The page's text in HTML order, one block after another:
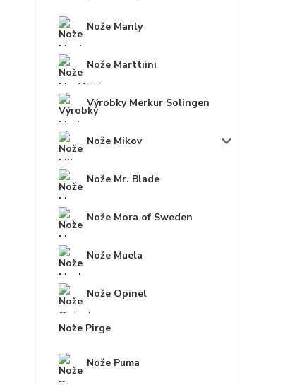
Nože Manly
Nože Marttiini
Výrobky Merkur Solingen
Nože Mikov
Nože Mr. Blade
Nože Mora of Sweden
Nože Muela
Nože Opinel
Nože Pirge
Nože Puma